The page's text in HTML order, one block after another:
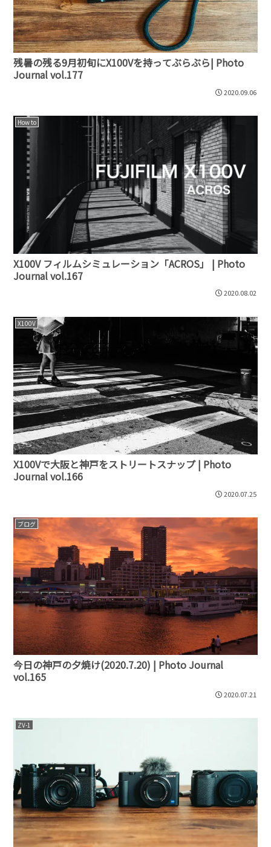
残暑の残る9月初旬にX100Vを持ってぶらぶら| Photo
Journal vol.177
2020.09.06
How to
X100V フィルムシミュレーション「ACROS」 | Photo
Journal vol.167
2020.08.02
X100V
X100Vで大阪と神戸をストリートスナップ | Photo
Journal vol.166
2020.07.25
ブログ
今日の神戸の夕焼け(2020.7.20) | Photo Journal
vol.165
2020.07.21
ZV-1